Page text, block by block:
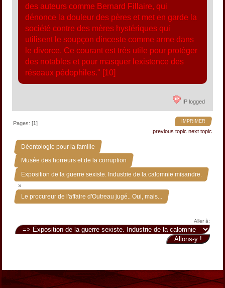
des auteurs comme Bernard Fillaire, qui
dénonce la douleur des pères et met en garde la
société contre des mères hystériques qui
utilisent le soupçon dinceste comme arme dans
le divorce. Ce courant est très utile pour protéger
des notables et pour masquer lexistence des
réseaux pédophiles." [10]
IP logged
IMPRIMER
Pages: [1]
previous topic next topic
Déontologie pour la famille »
Musée des horreurs et de la corruption »
Exposition de la guerre sexiste. Industrie de la calomnie misandre.
»
Le procureur de l'affaire d'Outreau jugé.. Oui, mais...
Aller à: